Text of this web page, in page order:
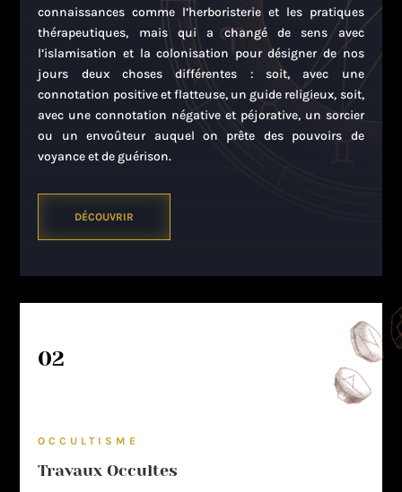
connaissances comme l’herboristerie et les pratiques
thérapeutiques, mais qui a changé de sens avec
l’islamisation et la colonisation pour désigner de nos
jours deux choses différentes : soit, avec une
connotation positive et flatteuse, un guide religieux, soit,
avec une connotation négative et péjorative, un sorcier
ou un envoûteur auquel on prête des pouvoirs de
voyance et de guérison.
DÉCOUVRIR
02
OCCULTISME
Travaux Occultes